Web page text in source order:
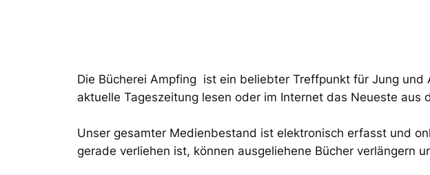
Die Bücherei Ampfing ist ein beliebter Treffpunkt für Jung
aktuelle Tageszeitung lesen oder im Internet das Neueste aus
Unser gesamter Medienbestand ist elektronisch erfasst und
gerade verliehen ist, können ausgeliehene Bücher verlängern